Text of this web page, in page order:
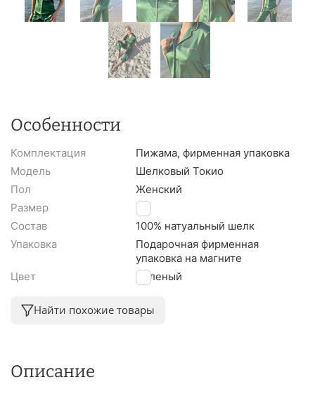
Особенности
Комплектация
Пижама, фирменная упаковка
Модель
Шелковый Токио
Пол
Женский
Размер
M
Состав
100% натуальный шелк
Упаковка
Подарочная фирменная
упаковка на магните
Цвет
Зеленый
Найти похожие товары
Описание